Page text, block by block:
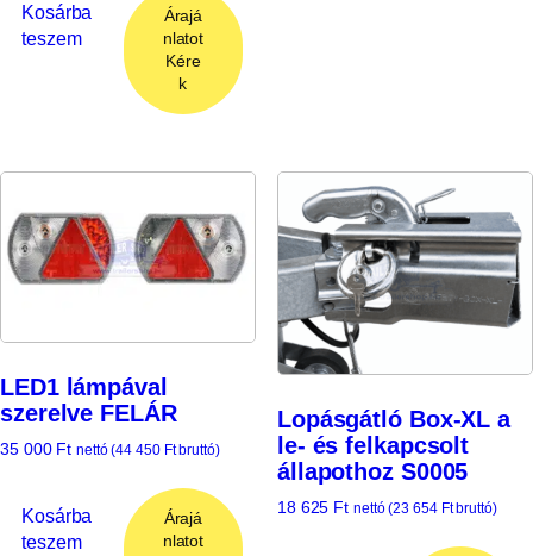
Kosárba
teszem
Árajá
nlatot
Kére
k
LED1 lámpával
szerelve FELÁR
35 000 Ft nettó (44 450 Ftbruttó)
Kosárba
teszem
Árajá
nlatot
Lopásgátló Box-XL a
le- és felkapcsolt
állapothoz S0005
18 625 Ft nettó (23 654 Ftbruttó)